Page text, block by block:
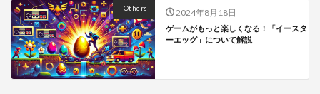
Others 2024年8月18日
ゲームがもっと楽しくなる！「イースタ
ーエッグ」について解説